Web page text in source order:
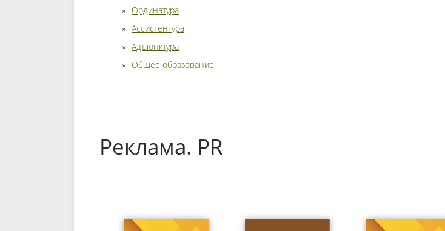
Ординатура
Ассистентура
Адъюнктура
Общее образование
Реклама. PR